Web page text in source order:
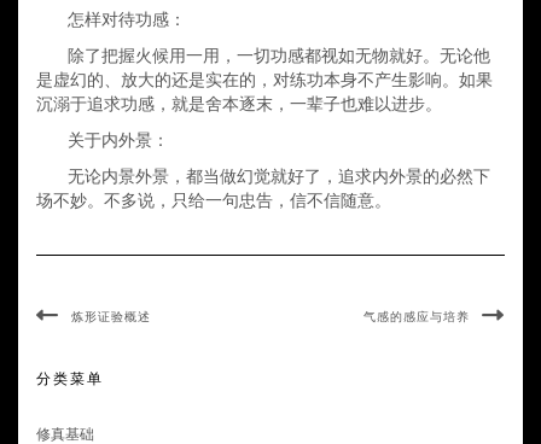
怎样对待功感：
除了把握火候用一用，一切功感都视如无物就好。无论他
是虚幻的、放大的还是实在的，对练功本身不产生影响。如果
沉溺于追求功感，就是舍本逐末，一辈子也难以进步。
关于内外景：
无论内景外景，都当做幻觉就好了，追求内外景的必然下
场不妙。不多说，只给一句忠告，信不信随意。
炼形证验概述 气感的感应与培养
分类菜单
修真基础